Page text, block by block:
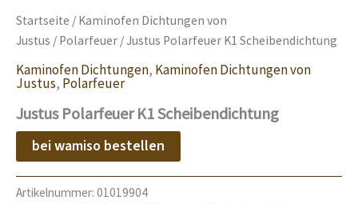
Startseite / Kaminofen Dichtungen von
Justus / Polarfeuer / Justus Polarfeuer K1 Scheibendichtung
Kaminofen Dichtungen, Kaminofen Dichtungen von
Justus, Polarfeuer
Justus Polarfeuer K1 Scheibendichtung
bei wamiso bestellen
Artikelnummer: 01019904